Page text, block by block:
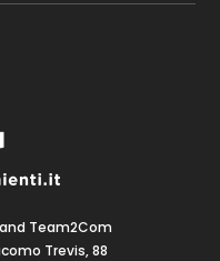
Team2Com
Trevis, 88